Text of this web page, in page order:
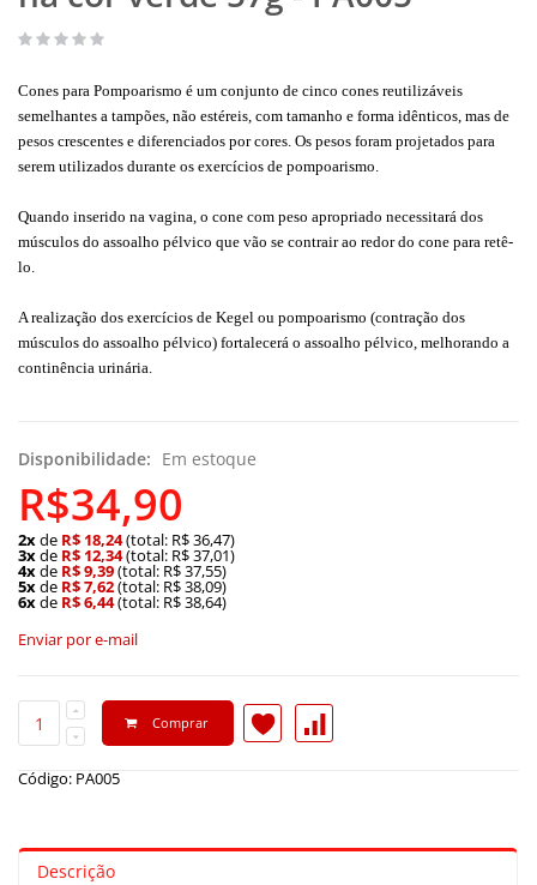
Cones para Pompoarismo é um conjunto de cinco cones reutilizáveis
semelhantes a tampões, não estéreis, com tamanho e forma idênticos, mas de
pesos crescentes e diferenciados por cores. Os pesos foram projetados para
serem utilizados durante os exercícios de pompoarismo.
Quando inserido na vagina, o cone com peso apropriado necessitará dos
músculos do assoalho pélvico que vão se contrair ao redor do cone para retê-
lo.
A realização dos exercícios de Kegel ou pompoarismo (contração dos
músculos do assoalho pélvico) fortalecerá o assoalho pélvico, melhorando a
continência urinária.
Disponibilidade: Em estoque
R$34,90
2xde R$ 18,24(total: R$ 36,47)
3xde R$ 12,34(total: R$ 37,01)
4xde R$ 9,39(total: R$ 37,55)
5xde R$ 7,62(total: R$ 38,09)
6xde R$ 6,44(total: R$ 38,64)
Enviar por e-mail
Comprar
Código: PA005
Descrição